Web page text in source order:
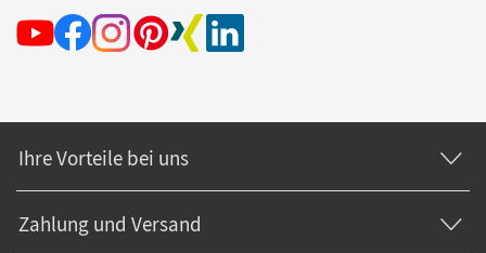
Ihre Vorteile bei uns
Zahlung und Versand